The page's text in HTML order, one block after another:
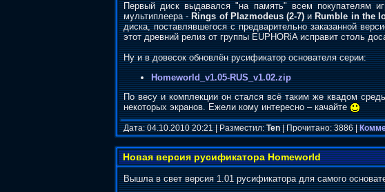
Первый диск выдавался "на память" всем покупателям
мультиплеера -Rings of Plazmodeus (2-7)иRumble in the
диска, поставлявшегося с предварительно заказанной
этот древний релиз от группы EUPHORiA исправит столь
Ну и в довесок обновлён русификатор основателя серии:
Homeworld_v1.05-RUS_v1.02.zip
По весу и комплекции он стался всё таким же квадом
некоторых экранов. Ежели кому интересно – качайте
Дата: 04.10.2010 20:21 | Разместил:Ten| Прочитано: 3886 |
Новая версия русификатора Homeworld
Вышла в свет версия 1.01 русификатора для самого